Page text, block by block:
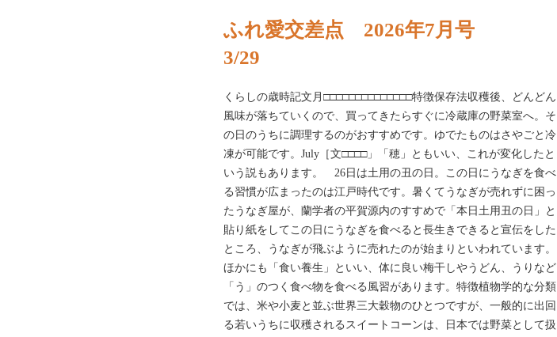
ふれ愛交差点 2026年7月号
3/29
くらしの歳時記文月□□□□□□□□□□□□□□特徴保存法収穫後、どんどん
風味が落ちていくので、買ってきたらすぐに冷蔵庫の野菜室へ。そ
の日のうちに調理するのがおすすめです。ゆでたものはさやごと冷
凍が可能です。July［文□□□□」「穂」ともいい、これが変化したと
いう説もあります。 26日は土用の丑の日。この日にうなぎを食べ
る習慣が広まったのは江戸時代です。暑くてうなぎが売れずに困っ
たうなぎ屋が、蘭学者の平賀源内のすすめで「本日土用丑の日」と
貼り紙をしてこの日にうなぎを食べると長生きできると宣伝をした
ところ、うなぎが飛ぶように売れたのが始まりといわれています。
ほかにも「食い養生」といい、体に良い梅干しやうどん、うりなど
「う」のつく食べ物を食べる風習があります。特徴植物学的な分類
では、米や小麦と並ぶ世界三大穀物のひとつですが、一般的に出回
る若いうちに収穫されるスイートコーンは、日本では野菜として扱